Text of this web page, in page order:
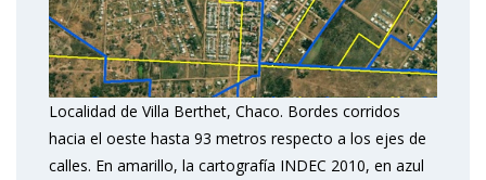
Localidad de Villa Berthet, Chaco. Bordes corridos
hacia el oeste hasta 93 metros respecto a los ejes de
calles. En amarillo, la cartografía INDEC 2010, en azul